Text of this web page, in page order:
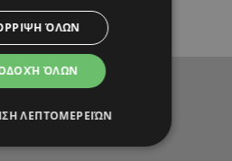
ΌΛΩΝ
ΌΛΩΝ
ΛΕΠΤΟΜΕΡΕΙΏΝ